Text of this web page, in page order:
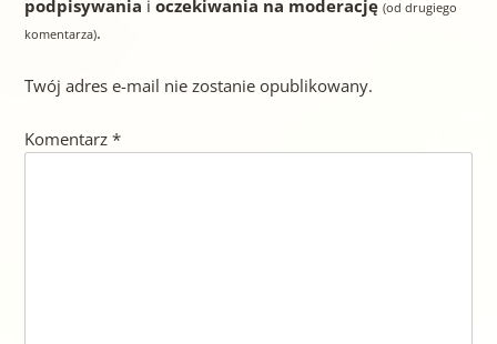
podpisywania i oczekiwania na moderację (od drugiego
komentarza).
Twój adres e-mail nie zostanie opublikowany.
Komentarz *